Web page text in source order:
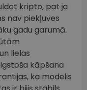
kripto, pat ja
nav piekļuves
gadu garumā.
lielas
kāpšana
ka modelis